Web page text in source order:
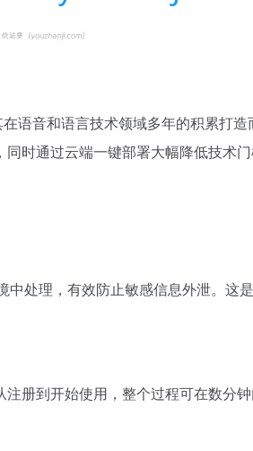
语音和语言技术领域多年的积累打
时通过云端一键部署大幅降低技术
处理，有效防止敏感信息外泄。这
册到开始使用，整个过程可在数分